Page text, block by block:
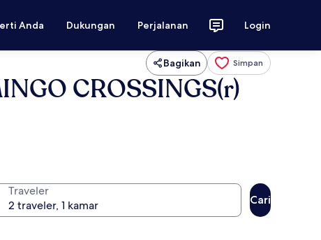
Anda Dukungan Perjalanan Login
Bagikan Simpan
CROSSINGS(r)
Traveler
Cari